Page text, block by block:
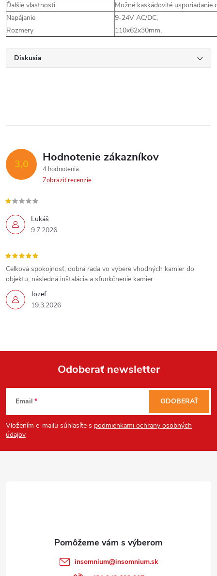
Ďalšie vlastnosti
Možné kaskádovité usporiadanie
Napájanie
9-24V AC/DC,
Rozmery
110x62x30mm,
Diskusia
3,0 Hodnotenie zákazníkov
4 hodnotenia
Zobraziť recenzie
Lukáš
9.7.2026
Jozef
19.3.2026
Celková spokojnosť, dobrá rada vo výbere vhodných kamier do
objektu, následná inštalácia a sfunkčnenie kamier.
Z
á
p
Odoberať newsletter
Email
Vložením e-mailu súhlasíte s podmienkami ochrany osobných
údajov
ODOBERAŤ
insomnium@insomnium.sk